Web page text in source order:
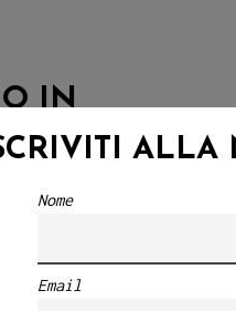
IN
a
ALLA
Nome
Email